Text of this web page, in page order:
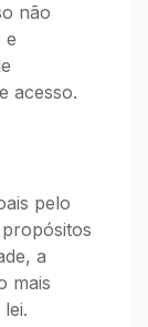
não
e
acesso.
pelo
a
mais